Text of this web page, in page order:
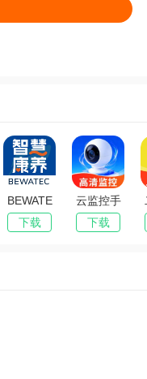
BEWATE
C智慧康
养移动服
下载
云监控手
机看家助
手安卓手
下载